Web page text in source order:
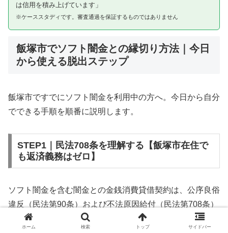
は信用を積み上げています」
※ケーススタディです。審査通過を保証するものではありません
飯塚市でソフト闇金との縁切り方法｜今日
から使える脱出ステップ
飯塚市ですでにソフト闇金を利用中の方へ。今日から自分
でできる手順を順番に説明します。
STEP1｜民法708条を理解する【飯塚市在住で
も返済義務はゼロ】
ソフト闇金を含む闇金との金銭消費貸借契約は、公序良俗
違反（民法第90条）および不法原因給付（民法第708条）
に該当するため、法的には無効です。飯塚市在住であって
ホーム 検索 トップ サイドバー